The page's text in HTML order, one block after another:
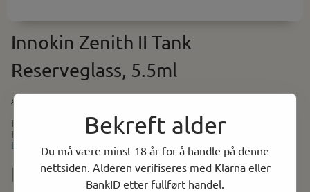
Bekreft alder
Du må være minst 18 år for å handle på denne
nettsiden. Alderen verifiseres med Klarna eller
BankID etter fullført handel.
Innokin Zenith II Tank
Reserveglass, 5.5ml
Art.nr:
Innokin Zenith II Tank Reserveglass, 5.5ml Reserveglass til Zenith
II tanken. Kommer i klar, eller sort frostet. Rommer 5.5ml
Les mer
NOK 39.00